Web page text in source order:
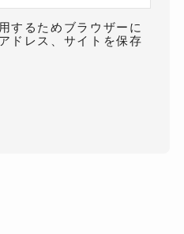
するためブラウザーに
ドレス、サイトを保存